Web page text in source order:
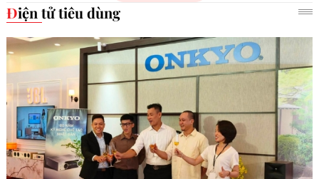
Điện tử tiêu dùng